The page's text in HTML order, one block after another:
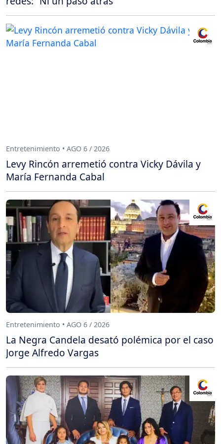
Entretenimiento • AGO 6 / 2026
Levy Rincón arremetió contra Vicky Dávila y
María Fernanda Cabal
Entretenimiento • AGO 6 / 2026
La Negra Candela desató polémica por el caso
Jorge Alfredo Vargas